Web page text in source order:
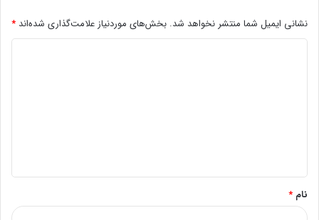
نشانی ایمیل شما منتشر نخواهد شد. بخش‌های موردنیاز علامت‌گذاری شده‌اند *
*
نام *